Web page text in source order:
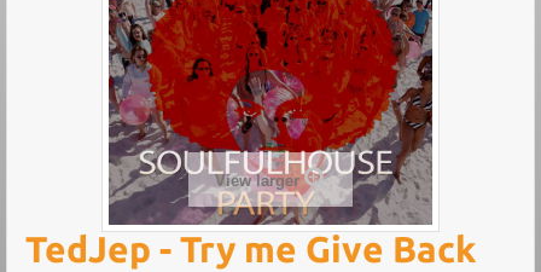
View larger
TedJep - Try me Give Back